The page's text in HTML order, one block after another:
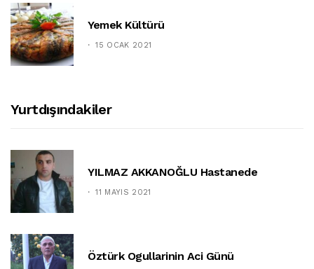
Yemek Kültürü
15 OCAK 2021
Yurtdışındakiler
YILMAZ AKKANOĞLU Hastanede
11 MAYIS 2021
Öztürk Ogullarinin Aci Günü